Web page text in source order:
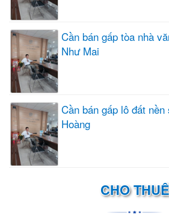
Cần bán gấp tòa nhà
Như Mai
Cần bán gấp lô đất
Hoàng
CHO THUÊ